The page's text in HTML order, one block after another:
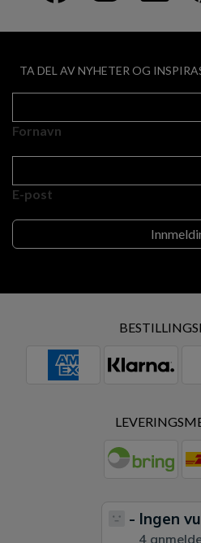
TA DEL AV NYHETER OG
Fornavn
E-post